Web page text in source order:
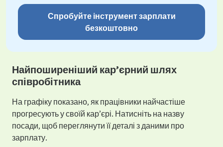
Спробуйте інструмент зарплати
безкоштовно
Найпоширеніший кар’єрний шлях
співробітника
На графіку показано, як працівники найчастіше
прогресують у своїй кар’єрі. Натисніть на назву
посади, щоб переглянути її деталі з даними про
зарплату.